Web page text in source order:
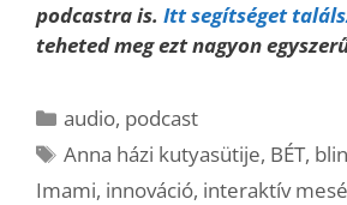
podcastra is. Itt segítséget
teheted meg ezt nagyon
Kategória
audio, podcast
Címkék
Anna házi kutyasütije, BÉT,
Imami, innováció, interaktív